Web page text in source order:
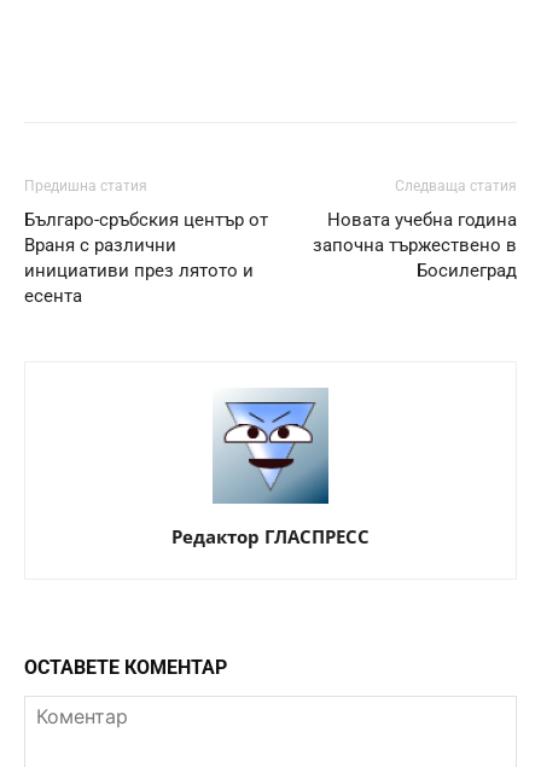
Предишна статия
Българо-сръбския център от
Враня с различни
инициативи през лятото и
есента
Следваща статия
Новата учебна година
започна тържествено в
Босилеград
Редактор ГЛАСПРЕСС
ОСТАВЕТЕ КОМЕНТАР